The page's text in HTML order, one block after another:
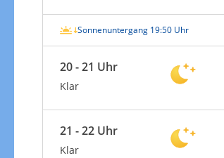
Sonnenuntergang 19:50 Uhr
20 - 21 Uhr
Klar
21 - 22 Uhr
Klar